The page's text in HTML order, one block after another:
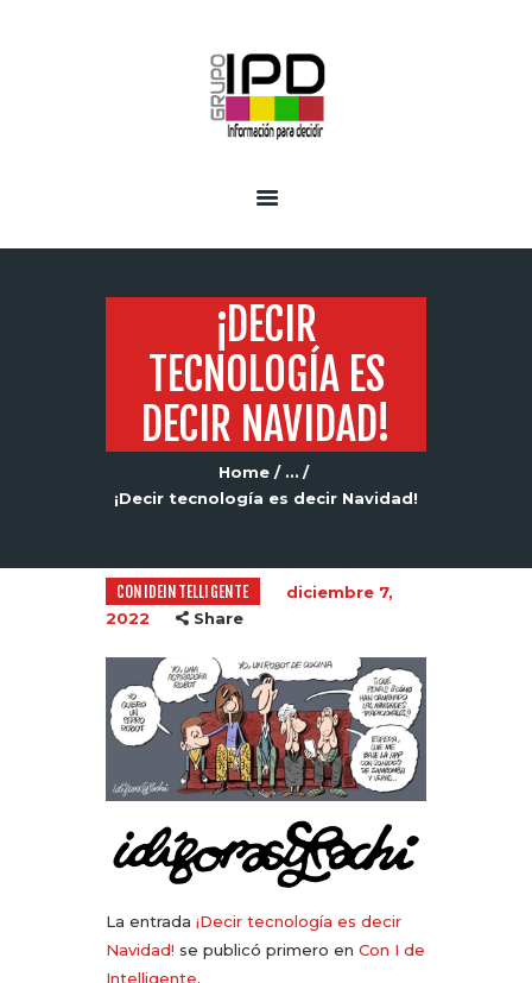
¡DECIR
TECNOLOGÍA ES
DECIR NAVIDAD!
Home
...
¡Decir tecnología es decir Navidad!
CONIDEINTELLIGENTE
diciembre 7,
2022
Share
La entrada ¡Decir tecnología es decir
Navidad! se publicó primero en Con I de
Intelligente.